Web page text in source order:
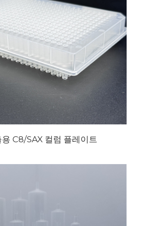
C8/SAX 컬럼 플레이트